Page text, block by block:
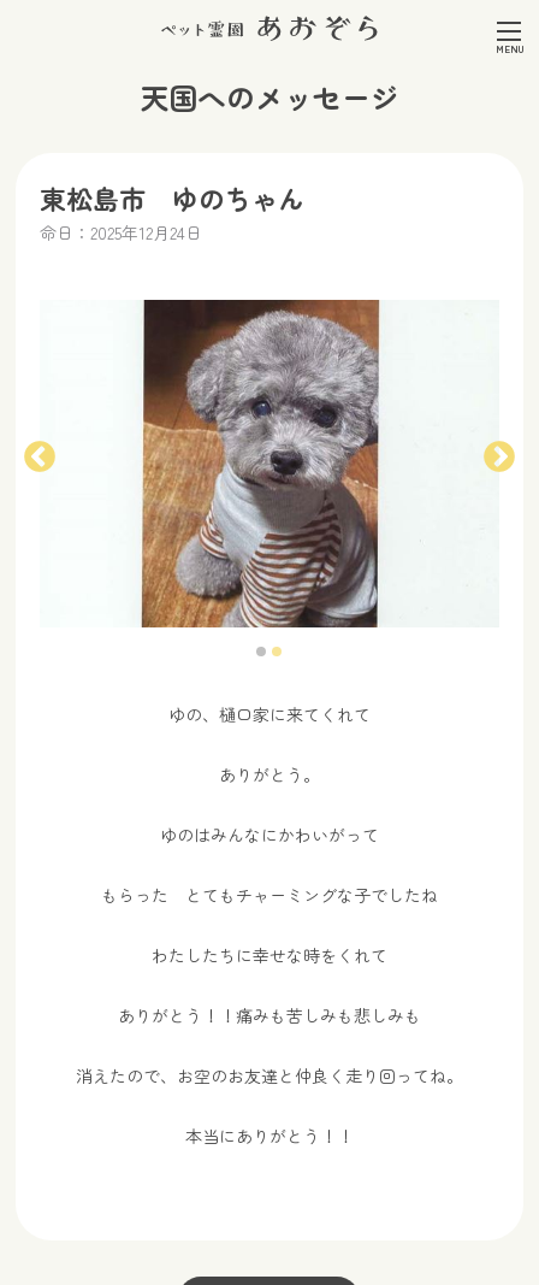
天国へのメッセージ
東松島市 ゆのちゃん
命日：2025年12月24日
ゆの、樋口家に来てくれて
ありがとう。
ゆのはみんなにかわいがって
もらった とてもチャーミングな子でしたね
わたしたちに幸せな時をくれて
ありがとう！！痛みも苦しみも悲しみも
消えたので、お空のお友達と仲良く走り回ってね。
本当にありがとう！！